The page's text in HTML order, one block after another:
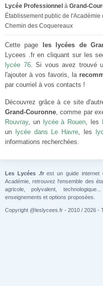
Lycée Professionnel à Grand-
Établissement public de l'Académie
Chemin des Coquereaux
Cette page les lycées de
Lycees .fr en cliquant sur les
lycée 76. Si vous avez trouvé
l'ajouter à vos favoris, la
par courriel à vos contacts !
Découvrez grâce à ce site
Grand-Couronne, comme par
Rouvray, un lycée à Rouen, les
un
lycée dans Le Havre, les
informations recherchées.
Les Lycées .frest un guide internet
Académie, retrouvez l'ensemble des
agricole, polyvalent,
enseignements et options proposées.
Copyright @leslycees.fr - 2010 / 2026 -